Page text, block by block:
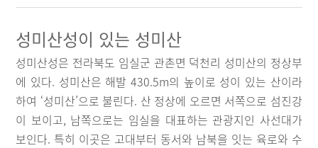
성미산성이 있는 성미산
성미산성은 전라북도 임실군 관촌면 덕천리 성미산의 정상부
에 있다. 성미산은 해발 430.5m의 높이로 성이 있는 산이라
하여 ‘성미산’으로 불린다. 산 정상에 오르면 서쪽으로 섬진강
이 보이고, 남쪽으로는 임실을 대표하는 관광지인 사선대가
보인다. 특히 이곳은 고대부터 동서와 남북을 잇는 육로와 수